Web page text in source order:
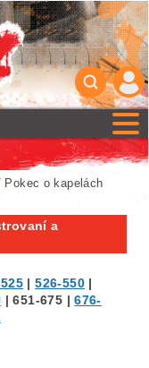
Pokec o kapelách
a
|526-550|
|651-675 |676-